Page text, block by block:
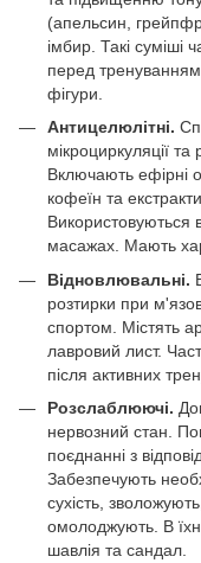
(апельсин,
імбир. Такі суміші
перед
фігури.
Антицелюлітні.
мікроциркуляції
Включають ефірні
кофеїн та
Використовуються
масажах. Мають
Відновлювальні.
розтирки при
спортом. Містять
лавровий лист.
після активних
Розслаблюючі.
нервозний стан.
поєднанні з
Забезпечують
сухість,
омолоджують. В
шавлія та сандал.